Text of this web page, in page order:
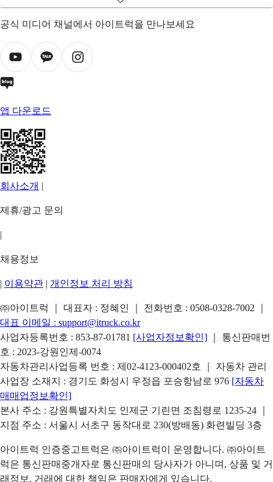
공식 미디어 채널에서 아이트럭을 만나보세요
앱 다운로드
회사소개 |
제휴/광고 문의
|
채용정보
| 이용약관 | 개인정보 처리 방침
㈜아이트럭 ｜ 대표자 : 정혜인 ｜ 전화번호 : 0508-0328-7002
대표 이메일 : support@itruck.co.kr
사업자등록번호 : 853-87-01781 [사업자정보확인]
｜ 통신판매번
호 : 2023-강원인제-0074
자동차관리사업등록 번호 : 제02-4123-000402호 ｜ 자동차 관리
사업장 소재지 : 경기도 화성시 우정읍 포승항남로 976 [자동차
매매업정보확인]
본사 주소 : 강원특별자치도 인제군 기린면 조침령로 1235-24 ｜
지점 주소 : 서울시 서초구 동작대로 230(방배동) 화련빌딩 3층
아이트럭 인증중고트럭은 ㈜아이트럭이 운영합니다. ㈜아이트
럭은 통신판매중개자로 통신판매의 당사자가 아니며, 상품 및 거
래정보, 거래에 대한 책임은 판매자에게 있습니다.